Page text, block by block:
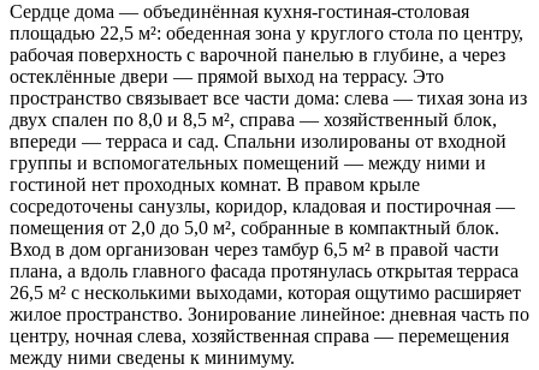
Сердце дома — объединённая кухня-гостиная-столовая
площадью 22,5 м²: обеденная зона у круглого стола по центру,
рабочая поверхность с варочной панелью в глубине, а через
остеклённые двери — прямой выход на террасу. Это
пространство связывает все части дома: слева — тихая зона из
двух спален по 8,0 и 8,5 м², справа — хозяйственный блок,
впереди — терраса и сад. Спальни изолированы от входной
группы и вспомогательных помещений — между ними и
гостиной нет проходных комнат. В правом крыле
сосредоточены санузлы, коридор, кладовая и постирочная —
помещения от 2,0 до 5,0 м², собранные в компактный блок.
Вход в дом организован через тамбур 6,5 м² в правой части
плана, а вдоль главного фасада протянулась открытая терраса
26,5 м² с несколькими выходами, которая ощутимо расширяет
жилое пространство. Зонирование линейное: дневная часть по
центру, ночная слева, хозяйственная справа — перемещения
между ними сведены к минимуму.